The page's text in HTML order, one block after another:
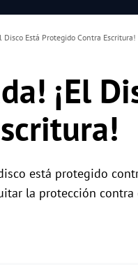
Disco Está Protegido Contra Escritura!
¡El
está protegido
la protección